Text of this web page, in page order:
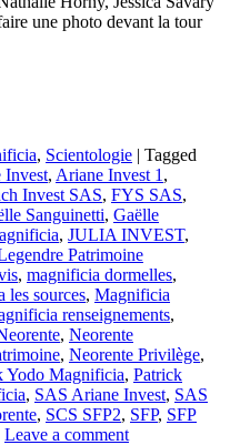
une photo devant la tour
, Scientologie | Tagged
Invest, Ariane Invest 1 ,
Invest SAS, FYS SAS,
Sanguinetti, Gaëlle
, JULIA INVEST,
Patrimoine
, magnificia dormelles,
les sources, Magnificia
renseignements,
, Neorente
, Neorente Privilège,
Yodo Magnificia, Patrick
, SAS Ariane Invest, SAS
, SCS SFP2, SFP, SFP
Leave a comment